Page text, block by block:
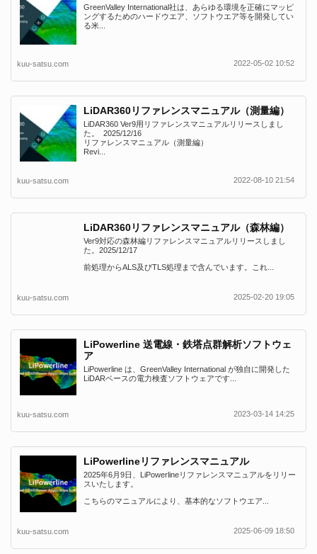
GreenValley International社は、あらゆる環境を正確にマッピ
ングするためのハードウエア、ソフトウエア等を開発してい
る米...
kuu-satsu.com 2022-05-02 10:52
LiDAR360リファレンスマニュアル（測量編）
LiDAR360 Ver9用リファレンスマニュアルリリースしまし
た。 2025/12/16
リファレンスマニュアル（測量編）
Revi...
kuu-satsu.com 2022-08-10 21:54
LiDAR360リファレンスマニュアル（森林編）
Ver9対応の森林編リファレンスマニュアルリリースしまし
た。2025/12/17
前処理からALS及びTLS処理まで含んでいます。これ...
kuu-satsu.com 2025-02-20 19:05
LiPowerline 送電線・鉄塔点群解析ソフトウェ
ア
LiPowerline は、GreenValley International が独自に開発した
LiDARベースの電力検査ソフトウェアです...
kuu-satsu.com 2023-03-14 14:25
LiPowerlineリファレンスマニュアル
2025年6月9日、LiPowerlineリファレンスマニュアルをリリー
スいたします。
こちらのマニュアルにより、基本的なソフトウエア...
kuu-satsu.com 2025-06-09 18:50